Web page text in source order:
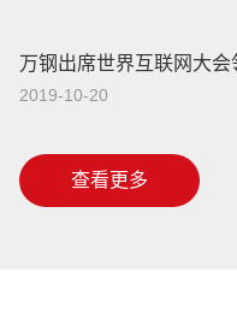
2019-10-20
查看更多